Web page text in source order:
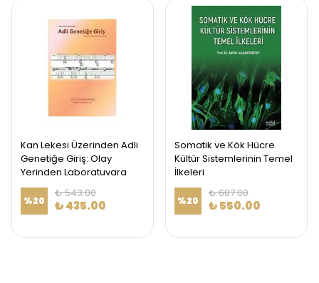
Kan Lekesi Üzerinden Adli
Genetiğe Giriş: Olay
Yerinden Laboratuvara
%20
₺ 543.00
₺ 435.00
Somatik ve Kök Hücre
Kültür Sistemlerinin Temel
İlkeleri
%20
₺ 687.00
₺ 550.00